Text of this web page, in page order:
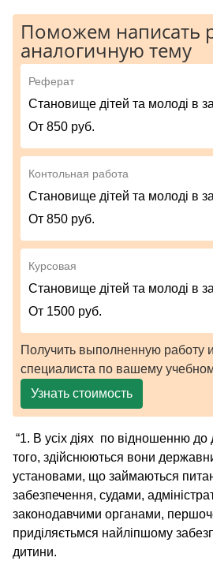
Поможем написать
аналогичную тему
Реферат
Cтановище дітей та молоді в
От 850 руб.
Контольная работа
Cтановище дітей та молоді в
От 850 руб.
Курсовая
Cтановище дітей та молоді в
От 1500 руб.
Получить выполненную работу
специалиста по вашему
Узнать стоимость
“1. В усіх діях по відношенню до
того, здійснюються вони
установами, що займаються
забезпечення, судами,
законодавчими органами,
приділяєтьмся найліпшому
дитини.